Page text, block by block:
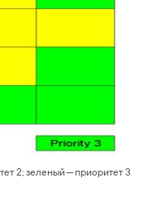
2; зеленый — приоритет 3